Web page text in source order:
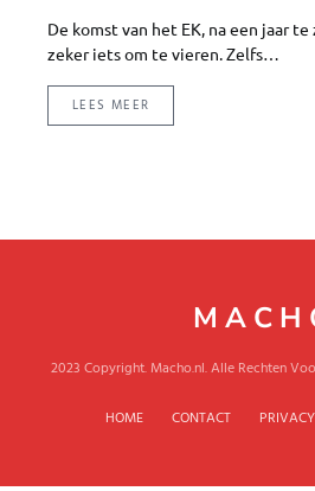
De komst van het EK, na een jaar
zeker iets om te vieren. Zelfs…
LEES MEER
2023 Copyright. Macho.nl. Alle Rechten
HOME CONTACT